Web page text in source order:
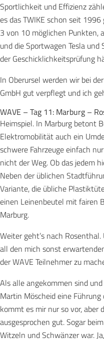
Sportlichkeit und Effizienz
es das TWIKE schon seit
3 von 10 möglichen Punkten,
und die Sportwagen Tesla
der Geschicklichkeitsprüfung
In Oberursel werden wir bei
GmbH gut verpflegt und ich
WAVE – Tag 11: Marburg –
Heimspiel. In Marburg betont
Elektromobilität auch ein
schwere Fahrzeuge einfach
nicht der Weg. Ob das jedem
Neben der üblichen
Variante, die übliche
einen Leinenbeutel mit fairen
Marburg.
Weiter geht’s nach
all den mich sonst
der WAVE Teilnehmer zu
Als alle angekommen sind
Martin Möscheid eine
kommt es mir nur so vor, aber
ausgesprochen gut. Sogar
Witzeln und Schwänzer war.